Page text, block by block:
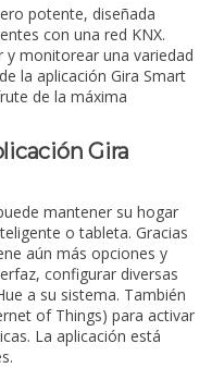
potente, diseñada
con una red KNX.
y monitorear una variedad
la aplicación Gira Smart
de la máxima
Gira
mantener su hogar
o tableta. Gracias
aún más opciones y
configurar diversas
a su sistema. También
of Things) para activar
La aplicación está